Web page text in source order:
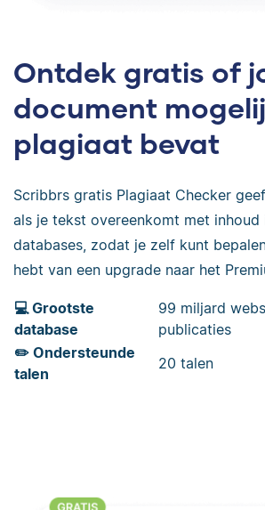
Ontdek gratis of
document
plagiaat bevat
Scribbrs gratis Plagiaat Checker
als je tekst overeenkomt met inhoud
databases, zodat je zelf kunt
hebt van een upgrade naar het
💻 Grootste
database
99 miljard
publicaties
✏️ Ondersteunde
talen
20 talen